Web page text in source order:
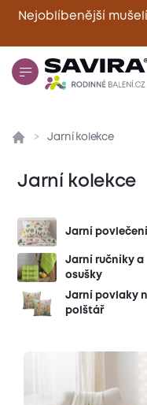
Nejoblíbenější
Jarní kolekce
Jarní kolekce
Jarní povlečení
Jarní ručníky a
osušky
Jarní povlaky
polštář